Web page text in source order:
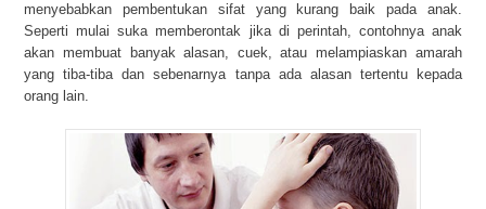
menyebabkan pembentukan sifat yang kurang baik pada anak.
Seperti mulai suka memberontak jika di perintah, contohnya anak
akan membuat banyak alasan, cuek, atau melampiaskan amarah
yang tiba-tiba dan sebenarnya tanpa ada alasan tertentu kepada
orang lain.